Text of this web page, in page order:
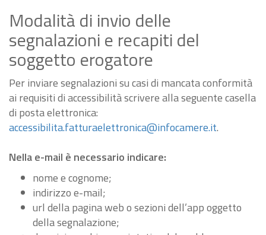
Modalità di invio delle
segnalazioni e recapiti del
soggetto erogatore
Per inviare segnalazioni su casi di mancata conformità
ai requisiti di accessibilità scrivere alla seguente casella
di posta elettronica:
accessibilita.fatturaelettronica@infocamere.it.
Nella e-mail è necessario indicare:
nome e cognome;
indirizzo e-mail;
url della pagina web o sezioni dell’app oggetto
della segnalazione;